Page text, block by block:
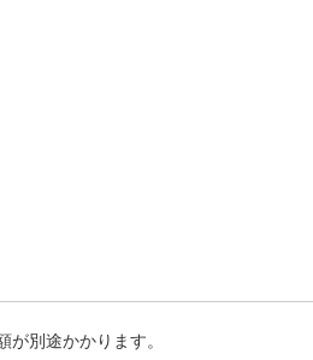
が別途かかります。